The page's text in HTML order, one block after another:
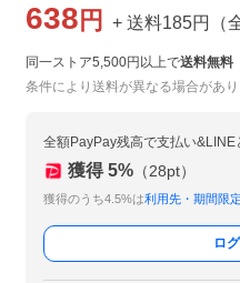
638 円 + 送料185円 （
同一ストア5,500円以上で送料無料
条件により送料が異なる場合があり
全額PayPay残高で支払い&LINE
獲得 5% （28pt）
獲得のうち4.5%は利用先・期間限定
ロ